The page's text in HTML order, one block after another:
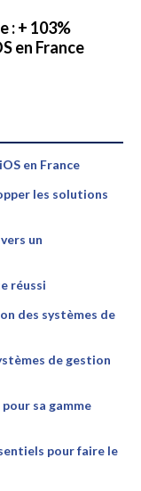
: + 103%
en France
en France
les solutions
un
réussi
des systèmes de
de gestion
sa gamme
pour faire le